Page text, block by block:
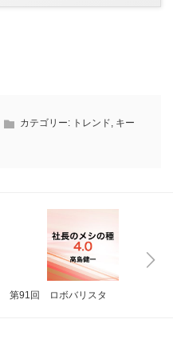
カテゴリー: トレンド, キー
第91回 ロボバリスタ